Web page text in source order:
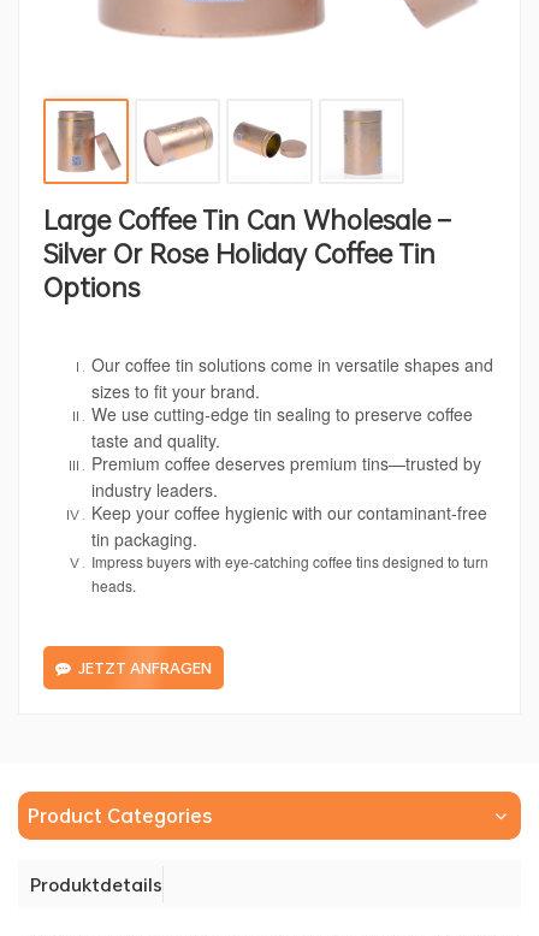
Large Coffee Tin Can Wholesale –
Silver Or Rose Holiday Coffee Tin
Options
Our coffee tin solutions come in versatile shapes and
sizes to fit your brand.
We use cutting-edge tin sealing to preserve coffee
taste and quality.
Premium coffee deserves premium tins—trusted by
industry leaders.
Keep your coffee hygienic with our contaminant-free
tin packaging.
Impress buyers with eye-catching coffee tins designed to turn
heads.
JETZT ANFRAGEN
Product Categories
Produktdetails